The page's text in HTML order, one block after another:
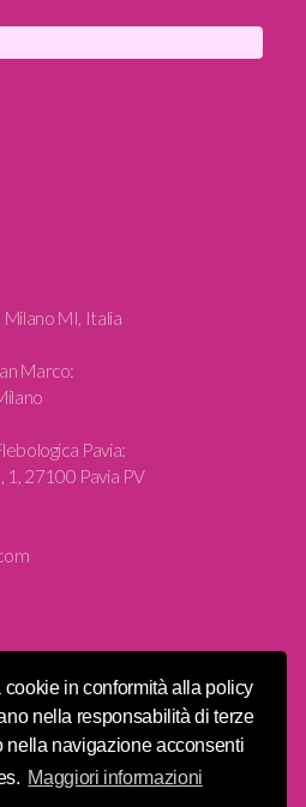
in conformità alla policy
nella responsabilità di terze
nella navigazione acconsenti
Maggiori informazioni
MI, Italia
Marco:
Pavia:
1, 27100 Pavia PV
dall'Agenzia web MilanoWeb